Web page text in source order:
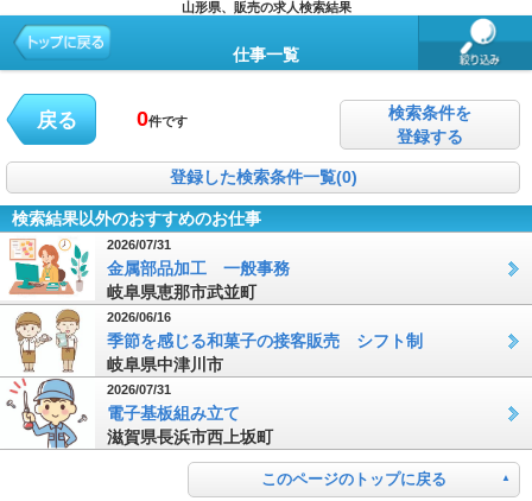
山形県、販売の求人検索結果
仕事一覧
戻る 0件です
検索条件を
登録する
登録した検索条件一覧(0)
検索結果以外のおすすめのお仕事
2026/07/31
金属部品加工 一般事務
岐阜県恵那市武並町
2026/06/16
季節を感じる和菓子の接客販売 シフト制
岐阜県中津川市
2026/07/31
電子基板組み立て
滋賀県長浜市西上坂町
このページのトップに戻る